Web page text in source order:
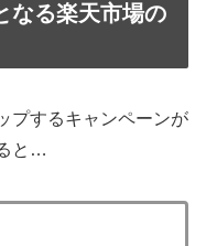
なる楽天市場の
プするキャンペーンが
と…